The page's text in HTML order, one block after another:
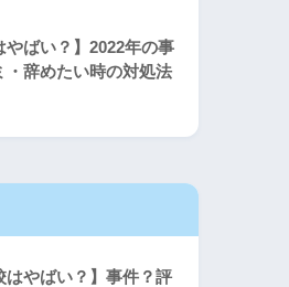
やばい？】2022年の事
・辞めたい時の対処法
はやばい？】事件？評